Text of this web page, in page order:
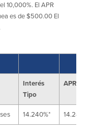
10,000%. El APR
es de $500.00 El
Interés
Tipo
APR
14.240%* 14.240%